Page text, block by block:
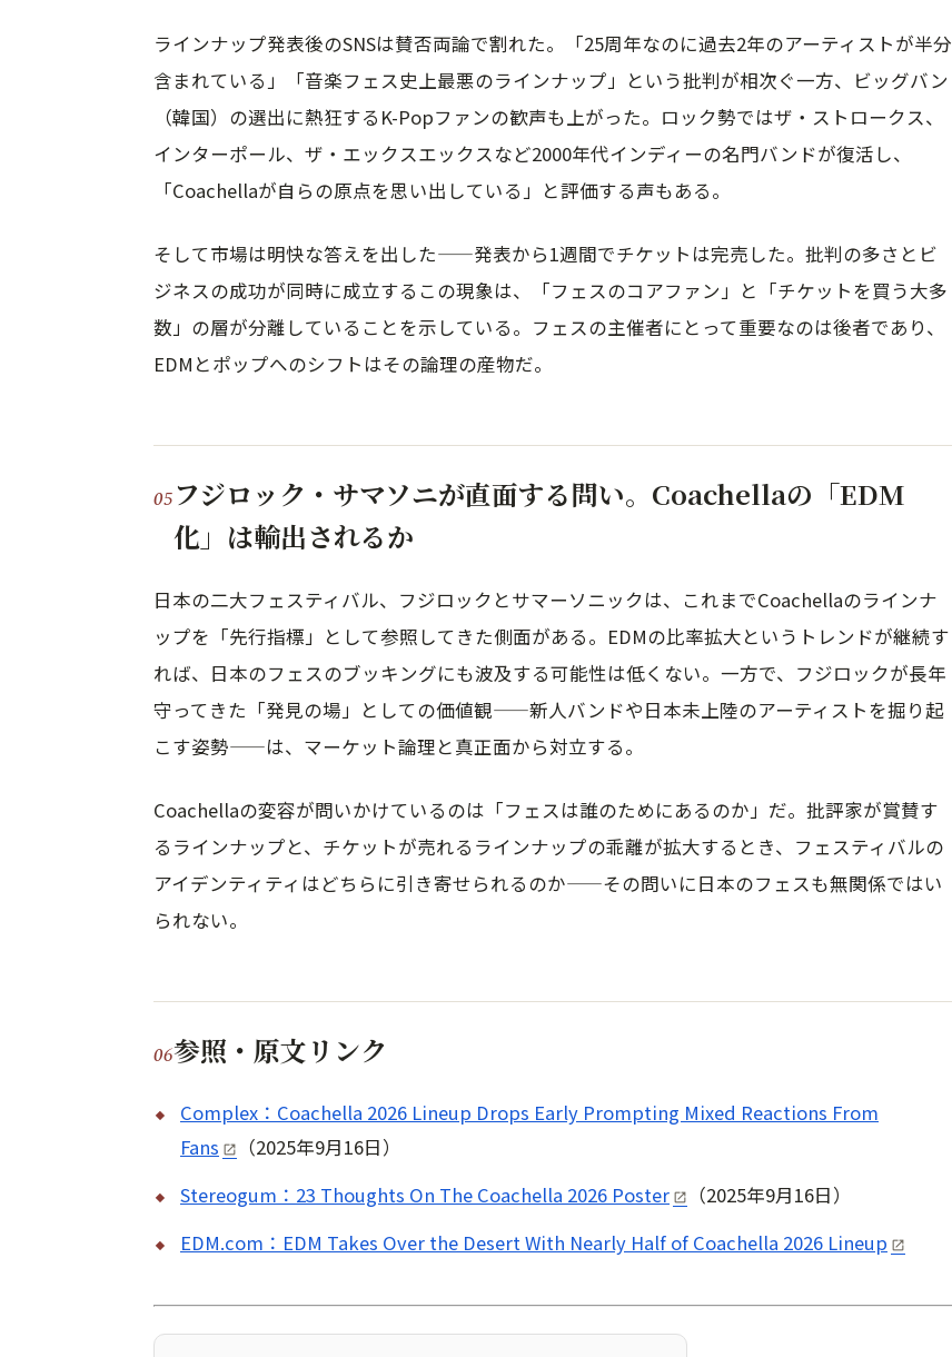
ラインナップ発表後のSNSは賛否両論で割れた。「25周年なのに過去2年のアーティストが半分
含まれている」「音楽フェス史上最悪のラインナップ」という批判が相次ぐ一方、ビッグバン
（韓国）の選出に熱狂するK-Popファンの歓声も上がった。ロック勢ではザ・ストロークス、
インターポール、ザ・エックスエックスなど2000年代インディーの名門バンドが復活し、
「Coachellaが自らの原点を思い出している」と評価する声もある。
そして市場は明快な答えを出した——発表から1週間でチケットは完売した。批判の多さとビ
ジネスの成功が同時に成立するこの現象は、「フェスのコアファン」と「チケットを買う大多
数」の層が分離していることを示している。フェスの主催者にとって重要なのは後者であり、
EDMとポップへのシフトはその論理の産物だ。
フジロック・サマソニが直面する問い。Coachellaの「EDM
化」は輸出されるか
日本の二大フェスティバル、フジロックとサマーソニックは、これまでCoachellaのラインナ
ップを「先行指標」として参照してきた側面がある。EDMの比率拡大というトレンドが継続す
れば、日本のフェスのブッキングにも波及する可能性は低くない。一方で、フジロックが長年
守ってきた「発見の場」としての価値観——新人バンドや日本未上陸のアーティストを掘り起
こす姿勢——は、マーケット論理と真正面から対立する。
Coachellaの変容が問いかけているのは「フェスは誰のためにあるのか」だ。批評家が賞賛す
るラインナップと、チケットが売れるラインナップの乖離が拡大するとき、フェスティバルの
アイデンティティはどちらに引き寄せられるのか——その問いに日本のフェスも無関係ではい
られない。
参照・原文リンク
Complex：Coachella 2026 Lineup Drops Early Prompting Mixed Reactions From
Fans
（2025年9月16日）
Stereogum：23 Thoughts On The Coachella 2026 Poster
（2025年9月16日）
EDM.com：EDM Takes Over the Desert With Nearly Half of Coachella 2026 Lineup